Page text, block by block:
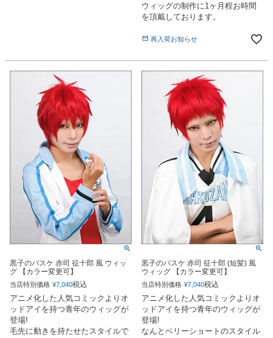
ウィッグの制作に1ヶ月程お時間
を頂戴しております。
再入荷お知らせ
黒子のバスケ 赤司 征十郎 風 ウィッ
グ 【カラー変更可】
当店特別価格 ¥7,040税込
アニメ化した人気コミックよりオ
ッドアイを持つ青年のウィッグが
登場!
毛先に動きを持たせたスタイルで
黒子のバスケ 赤司 征十郎 (短髪) 風
ウィッグ 【カラー変更可】
当店特別価格 ¥7,040税込
アニメ化した人気コミックよりオ
ッドアイを持つ青年のウィッグが
登場!
なんとベリーショートのスタイル